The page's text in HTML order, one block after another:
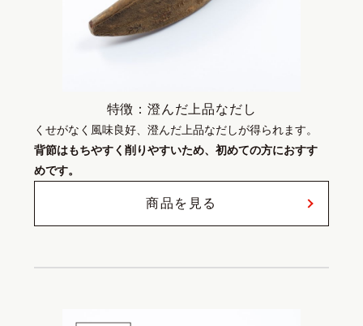
特徴：澄んだ上品なだし
くせがなく風味良好、澄んだ上品なだしが得られます。
背節はもちやすく削りやすいため、初めての方におすす
めです。
商品を見る